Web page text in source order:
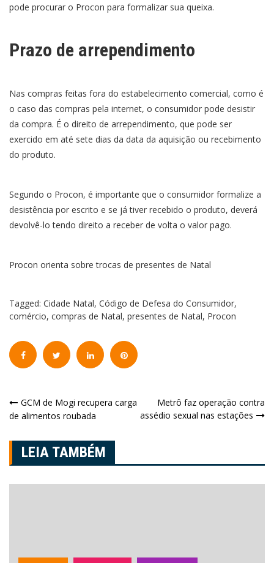
pode procurar o Procon para formalizar sua queixa.
Prazo de arrependimento
Nas compras feitas fora do estabelecimento comercial, como é
o caso das compras pela internet, o consumidor pode desistir
da compra. É o direito de arrependimento, que pode ser
exercido em até sete dias da data da aquisição ou recebimento
do produto.
Segundo o Procon, é importante que o consumidor formalize a
desistência por escrito e se já tiver recebido o produto, deverá
devolvê-lo tendo direito a receber de volta o valor pago.
Procon orienta sobre trocas de presentes de Natal
Tagged: Cidade Natal, Código de Defesa do Consumidor,
comércio, compras de Natal, presentes de Natal, Procon
Navegação
Post
GCM de Mogi recupera carga
de alimentos roubada
Metrô faz operação contra
assédio sexual nas estações
LEIA TAMBÉM